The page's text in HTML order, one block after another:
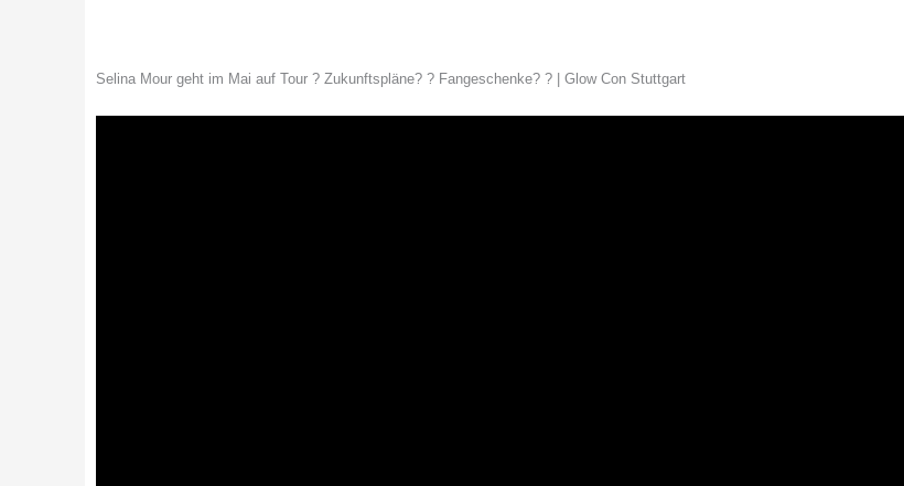
Selina Mour geht im Mai auf Tour ? Zukunftspläne? ? Fangeschenke? ? | Glow Con Stuttgart